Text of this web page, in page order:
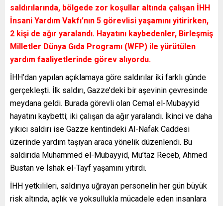
saldırılarında, bölgede zor koşullar altında çalışan İHH
İnsani Yardım Vakfı’nın 5 görevlisi yaşamını yitirirken,
2 kişi de ağır yaralandı. Hayatını kaybedenler, Birleşmiş
Milletler Dünya Gıda Programı (WFP) ile yürütülen
yardım faaliyetlerinde görev alıyordu.
İHH’dan yapılan açıklamaya göre saldırılar iki farklı günde
gerçekleşti. İlk saldırı, Gazze’deki bir aşevinin çevresinde
meydana geldi. Burada görevli olan Cemal el-Mubayyid
hayatını kaybetti; iki çalışan da ağır yaralandı. İkinci ve daha
yıkıcı saldırı ise Gazze kentindeki Al-Nafak Caddesi
üzerinde yardım taşıyan araca yönelik düzenlendi. Bu
saldırıda Muhammed el-Mubayyid, Mu’taz Receb, Ahmed
Bustan ve İshak el-Tayf yaşamını yitirdi.
İHH yetkilileri, saldırıya uğrayan personelin her gün büyük
risk altında, açlık ve yoksullukla mücadele eden insanlara